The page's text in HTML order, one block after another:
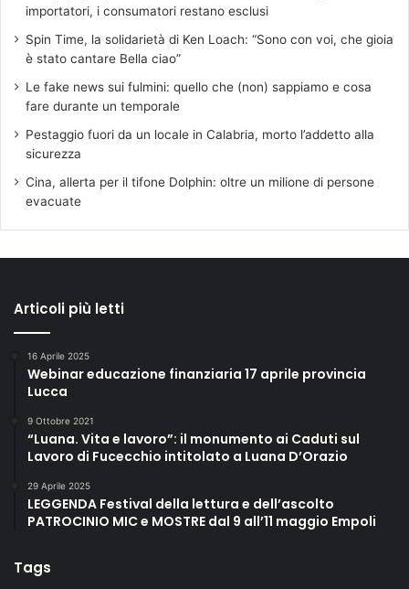
importatori, i consumatori restano esclusi
Spin Time, la solidarietà di Ken Loach: “Sono con voi, che gioia
è stato cantare Bella ciao”
Le fake news sui fulmini: quello che (non) sappiamo e cosa
fare durante un temporale
Pestaggio fuori da un locale in Calabria, morto l’addetto alla
sicurezza
Cina, allerta per il tifone Dolphin: oltre un milione di persone
evacuate
Articoli più letti
16 Aprile 2025
Webinar educazione finanziaria 17 aprile provincia
Lucca
9 Ottobre 2021
“Luana. Vita e lavoro”: il monumento ai Caduti sul
Lavoro di Fucecchio intitolato a Luana D’Orazio
29 Aprile 2025
LEGGENDA Festival della lettura e dell’ascolto
PATROCINIO MIC e MOSTRE dal 9 all’11 maggio Empoli
Tags